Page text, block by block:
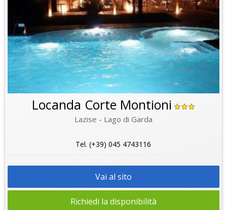
Locanda Corte Montioni
Lazise - Lago di Garda
Tel. (+39) 045 4743116
Vai al sito
Richiedi la disponibilità